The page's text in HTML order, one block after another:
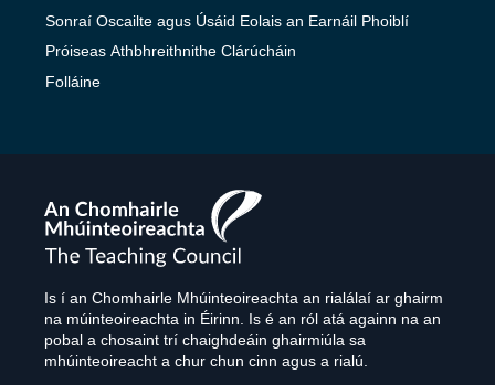
Sonraí Oscailte agus Úsáid Eolais an Earnáil Phoiblí
Próiseas Athbhreithnithe Clárúcháin
Folláine
The
Teaching
Council
Is í an Chomhairle Mhúinteoireachta an rialálaí ar ghairm
na múinteoireachta in Éirinn. Is é an ról atá againn na an
pobal a chosaint trí chaighdeáin ghairmiúla sa
mhúinteoireacht a chur chun cinn agus a rialú.